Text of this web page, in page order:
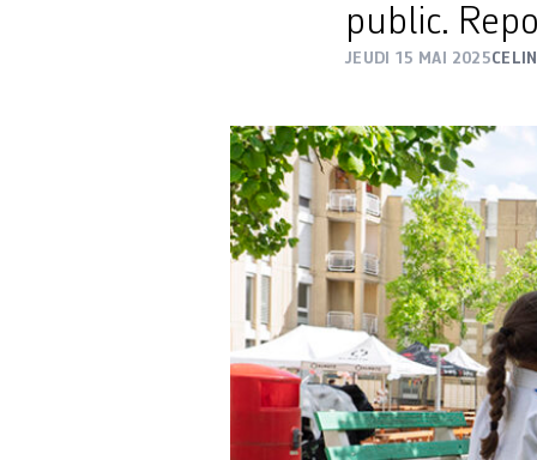
public.
JEUDI 15 MAI 2025